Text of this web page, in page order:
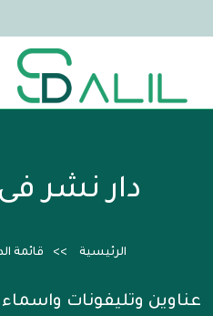
دار نشر
الرئيسية قائمة
عناوين وتليفونات